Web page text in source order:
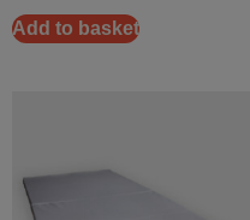
Add to basket